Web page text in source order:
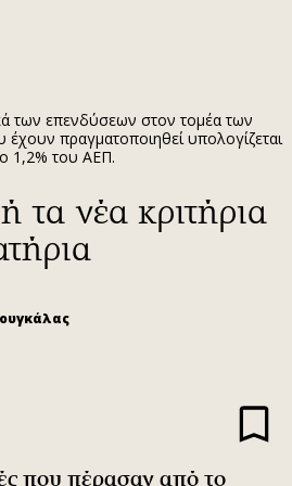
Απόψεις
Αρθρογραφία
Υγεία
Θέσεις εργασίας
των επενδύσεων στον τομέα των
πραγματοποιηθεί υπολογίζεται
1,2% του ΑΕΠ.
τα νέα κριτήρια
που πέρασαν από το